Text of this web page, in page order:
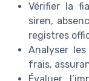
Vérifier la
siren,
registres
Analyser
frais,